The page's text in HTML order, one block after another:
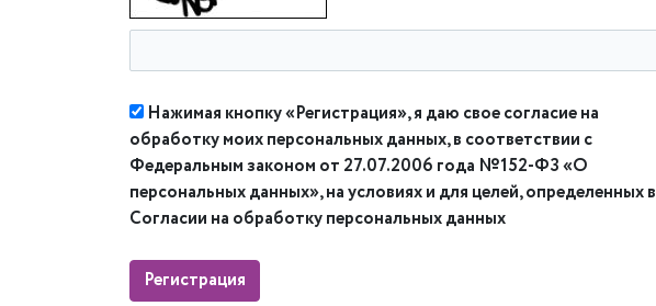
Нажимая кнопку «Регистрация», я даю свое согласие на
обработку моих персональных данных, в соответствии с
Федеральным законом от 27.07.2006 года №152-ФЗ «О
персональных данных», на условиях и для целей, определенных в
Согласии на обработку персональных данных